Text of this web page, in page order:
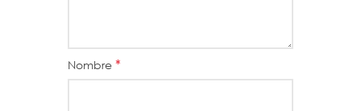
Nombre *